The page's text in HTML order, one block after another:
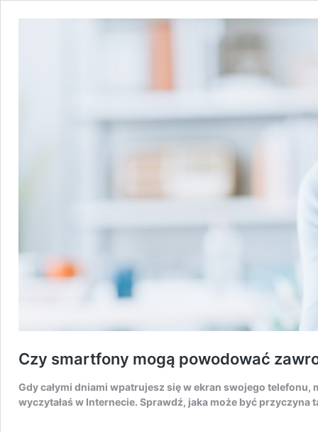
Czy smartfony mogą powodować
Gdy całymi dniami wpatrujesz się w ekran swojego
wyczytałaś w Internecie. Sprawdź, jaka może być przyczyna